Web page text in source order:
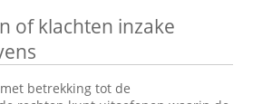
of klachten inzake
betrekking tot de